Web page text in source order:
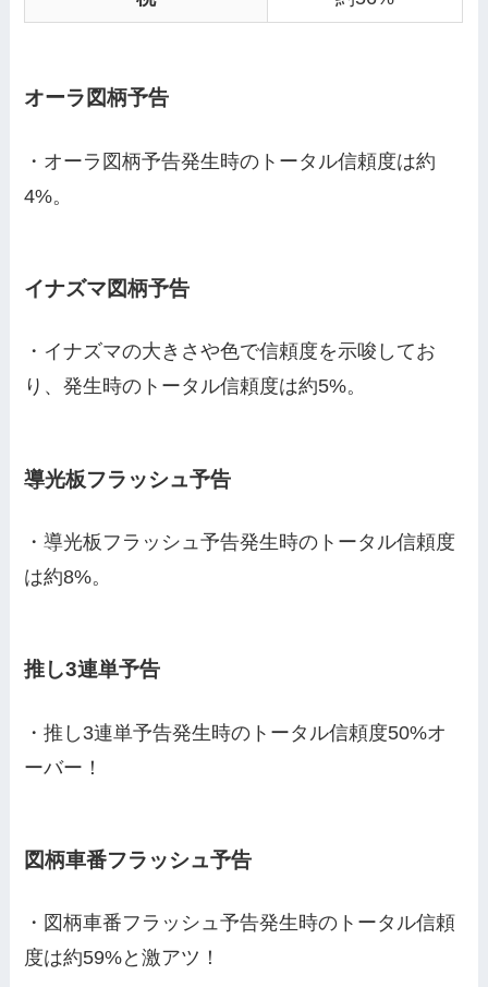
オーラ図柄予告
・オーラ図柄予告発生時のトータル信頼度は約
4%。
イナズマ図柄予告
・イナズマの大きさや色で信頼度を示唆してお
り、発生時のトータル信頼度は約5%。
導光板フラッシュ予告
・導光板フラッシュ予告発生時のトータル信頼度
は約8%。
推し3連単予告
・推し3連単予告発生時のトータル信頼度50%オ
ーバー！
図柄車番フラッシュ予告
・図柄車番フラッシュ予告発生時のトータル信頼
度は約59%と激アツ！